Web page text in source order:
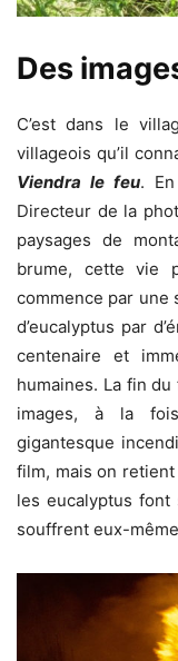
Des
C’est dans le
villageois qu’il
Viendra le feu. En
Directeur de la
paysages de
brume, cette vie
commence par une
d’eucalyptus par
centenaire et
humaines. La fin
images, à la
gigantesque
film, mais on
les eucalyptus font
souffrent eux-